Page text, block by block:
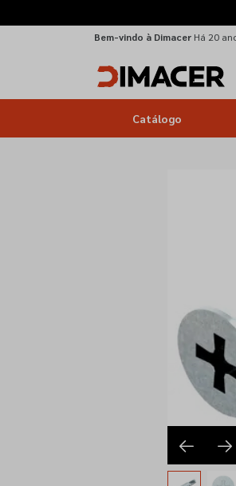
Bem-vindo à Dimacer Há 20
Catálogo